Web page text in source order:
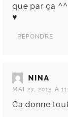
que par ça ^^
♥
RÉPONDRE
NINA
MAI 27, 2015 À
Ca donne